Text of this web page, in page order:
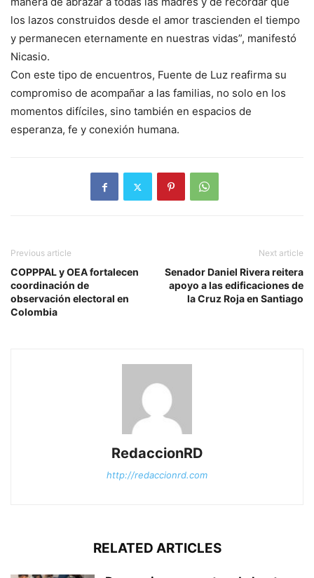
los lazos construidos desde el amor trascienden el tiempo
y permanecen eternamente en nuestras vidas”, manifestó
Nicasio.
Con este tipo de encuentros, Fuente de Luz reafirma su
compromiso de acompañar a las familias, no solo en los
momentos difíciles, sino también en espacios de
esperanza, fe y conexión humana.
Previous article
COPPPAL y OEA fortalecen
coordinación de
observación electoral en
Colombia
Next article
Senador Daniel Rivera reitera
apoyo a las edificaciones de
la Cruz Roja en Santiago
RedaccionRD
http://redaccionrd.com
RELATED ARTICLES